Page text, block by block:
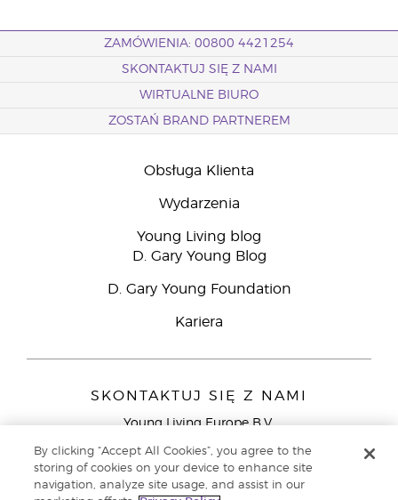
ZAMÓWIENIA: 00800 4421254
SKONTAKTUJ SIĘ Z NAMI
WIRTUALNE BIURO
ZOSTAŃ BRAND PARTNEREM
Obsługa Klienta
Wydarzenia
Young Living blog
D. Gary Young Blog
D. Gary Young Foundation
Kariera
SKONTAKTUJ SIĘ Z NAMI
Young Living Europe B.V.
9727 AJ Groningen
By clicking “Accept All Cookies”, you agree to the
storing of cookies on your device to enhance site
navigation, analyze site usage, and assist in our